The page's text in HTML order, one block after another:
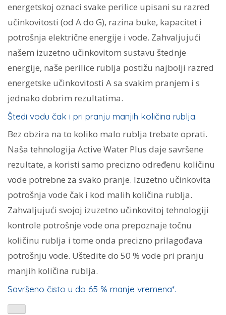
energetskoj oznaci svake perilice upisani su razred
učinkovitosti (od A do G), razina buke, kapacitet i
potrošnja električne energije i vode. Zahvaljujući
našem izuzetno učinkovitom sustavu štednje
energije, naše perilice rublja postižu najbolji razred
energetske učinkovitosti A sa svakim pranjem i s
jednako dobrim rezultatima.
Štedi vodu čak i pri pranju manjih količina rublja.
Bez obzira na to koliko malo rublja trebate oprati.
Naša tehnologija Active Water Plus daje savršene
rezultate, a koristi samo precizno određenu količinu
vode potrebne za svako pranje. Izuzetno učinkovita
potrošnja vode čak i kod malih količina rublja.
Zahvaljujući svojoj izuzetno učinkovitoj tehnologiji
kontrole potrošnje vode ona prepoznaje točnu
količinu rublja i tome onda precizno prilagođava
potrošnju vode. Uštedite do 50 % vode pri pranju
manjih količina rublja.
Savršeno čisto u do 65 % manje vremena*.